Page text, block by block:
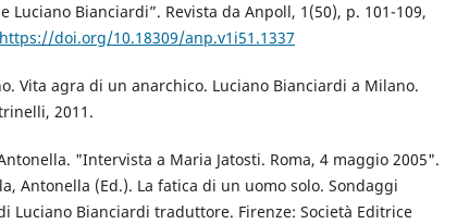
Luciano Bianciardi”. Revista da Anpoll, 1(50), p. 101-109,
https://doi.org/10.18309/anp.v1i51.1337
Vita agra di un anarchico. Luciano Bianciardi a Milano.
2011.
"Intervista a Maria Jatosti. Roma, 4 maggio 2005".
Antonella (Ed.). La fatica di un uomo solo. Sondaggi
Luciano Bianciardi traduttore. Firenze: Società Editrice